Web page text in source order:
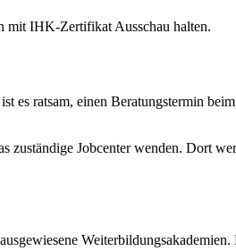
mit IHK-Zertifikat Ausschau halten.
es ratsam, einen Beratungstermin
zuständige Jobcenter wenden. Dort
Weiterbildungsakademien.